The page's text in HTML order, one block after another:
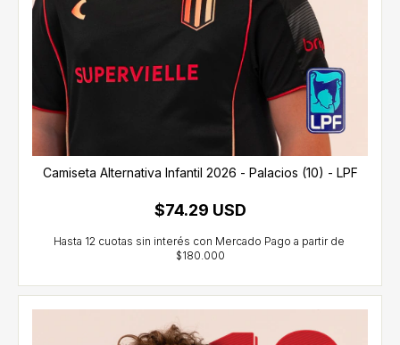
Camiseta Alternativa Infantil 2026 - Palacios (10) - LPF
$74.29 USD